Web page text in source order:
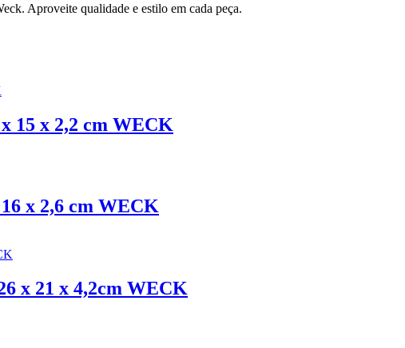
Aproveite qualidade e estilo em cada peça.
15 x 2,2 cm WECK
x 2,6 cm WECK
x 21 x 4,2cm WECK